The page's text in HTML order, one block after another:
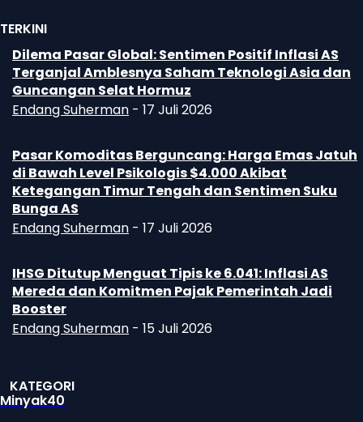
TERKINI
Dilema Pasar Global: Sentimen Positif Inflasi AS
Terganjal Amblesnya Saham Teknologi Asia dan
Guncangan Selat Hormuz
Endang Suherman - 17 Juli 2026
Pasar Komoditas Berguncang: Harga Emas Jatuh
di Bawah Level Psikologis $4.000 Akibat
Ketegangan Timur Tengah dan Sentimen Suku
Bunga AS
Endang Suherman - 17 Juli 2026
IHSG Ditutup Menguat Tipis ke 6.041: Inflasi AS
Mereda dan Komitmen Pajak Pemerintah Jadi
Booster
Endang Suherman - 15 Juli 2026
KATEGORI
Minyak40